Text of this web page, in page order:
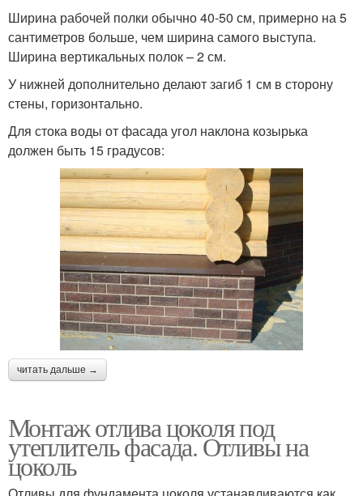
Ширина рабочей полки обычно 40-50 см, примерно на 5
сантиметров больше, чем ширина самого выступа.
Ширина вертикальных полок – 2 см.
У нижней дополнительно делают загиб 1 см в сторону
стены, горизонтально.
Для стока воды от фасада угол наклона козырька
должен быть 15 градусов:
читать дальше →
Монтаж отлива цоколя под
утеплитель фасада. Отливы на
цоколь